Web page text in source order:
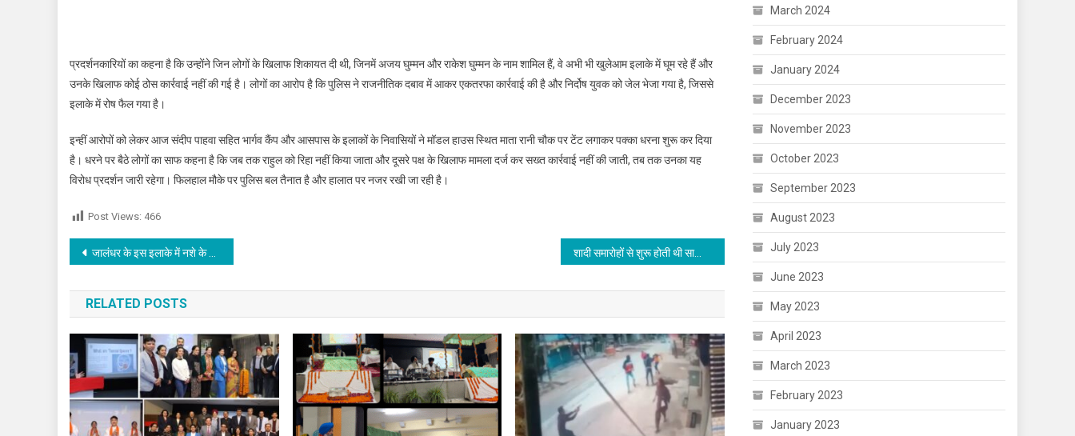
प्रदर्शनकारियों का कहना है कि उन्होंने जिन लोगों के खिलाफ शिकायत दी थी, जिनमें अजय घुम्मन और राकेश घुम्मन के नाम शामिल हैं, वे अभी भी खुलेआम इलाके में घूम रहे हैं और
उनके खिलाफ कोई ठोस कार्रवाई नहीं की गई है। लोगों का आरोप है कि पुलिस ने राजनीतिक दबाव में आकर एकतरफा कार्रवाई की है और निर्दोष युवक को जेल भेजा गया है, जिससे
इलाके में रोष फैल गया है।
इन्हीं आरोपों को लेकर आज संदीप पाहवा सहित भार्गव कैंप और आसपास के इलाकों के निवासियों ने मॉडल हाउस स्थित माता रानी चौक पर टेंट लगाकर पक्का धरना शुरू कर दिया
है। धरने पर बैठे लोगों का साफ कहना है कि जब तक राहुल को रिहा नहीं किया जाता और दूसरे पक्ष के खिलाफ मामला दर्ज कर सख्त कार्रवाई नहीं की जाती, तब तक उनका यह
विरोध प्रदर्शन जारी रहेगा। फिलहाल मौके पर पुलिस बल तैनात है और हालात पर नजर रखी जा रही है।
Post Views: 466
Post navigation
जालंधर के इस इलाके में नशे के खिलाफ बैठक के बाद भड़का विवाद,पथराव से बिगड़े हालात,पढ़े शादी समारोहों से शुरू होती थी साजिश, फर्जी दुल्हन बनकर ठगने वाली महिला काबू,पढ़े
RELATED POSTS
March 2024
February 2024
January 2024
December 2023
November 2023
October 2023
September 2023
August 2023
July 2023
June 2023
May 2023
April 2023
March 2023
February 2023
January 2023